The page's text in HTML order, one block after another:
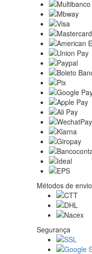
Métodos de envio
Segurança